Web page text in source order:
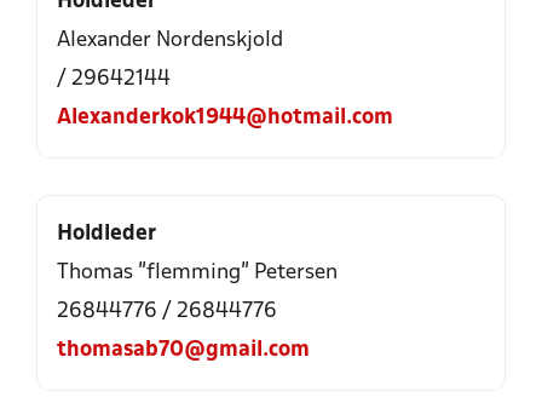
Alexander Nordenskjold
/ 29642144
Alexanderkok1944@hotmail.com
Holdleder
Thomas "flemming" Petersen
26844776 / 26844776
thomasab70@gmail.com